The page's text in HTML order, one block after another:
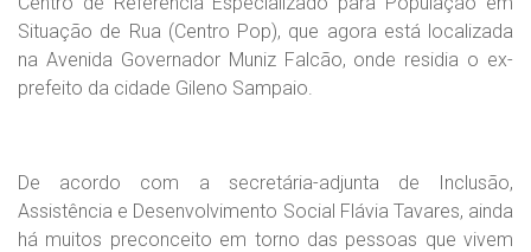
Situação de Rua (Centro Pop), que agora está localizada
na Avenida Governador Muniz Falcão, onde residia o ex-
prefeito da cidade Gileno Sampaio.
De acordo com a secretária-adjunta de Inclusão,
Assistência e Desenvolvimento Social Flávia Tavares, ainda
há muitos preconceito em torno das pessoas que vivem